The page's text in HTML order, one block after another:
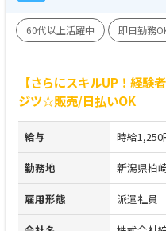
60代以上活躍中 即日勤務
【さらにスキルUP！経
ジツ☆販売/日払いOK
給与 時給1,250
勤務地 新潟県
雇用形態 派遣社員